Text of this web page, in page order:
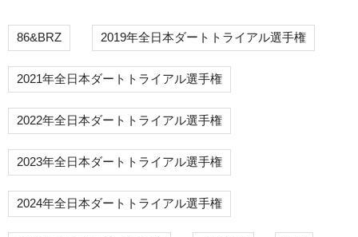
86&BRZ 2019年全日本ダートトライアル選手権
2021年全日本ダートトライアル選手権
2022年全日本ダートトライアル選手権
2023年全日本ダートトライアル選手権
2024年全日本ダートトライアル選手権